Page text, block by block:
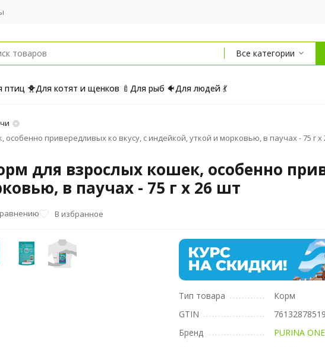
Все категории
птиц 🐥Для котят и щенков 🍼 Для рыб 🐠Для людей 💃
привередливых ко вкусу, с индейкой, уткой и морковью, в паучах - 75 г х
для взрослых кошек, особенно
в паучах - 75 г х 26 шт
В избранное
Тип товара
Корм
GTIN
Бренд
PURINA ONE